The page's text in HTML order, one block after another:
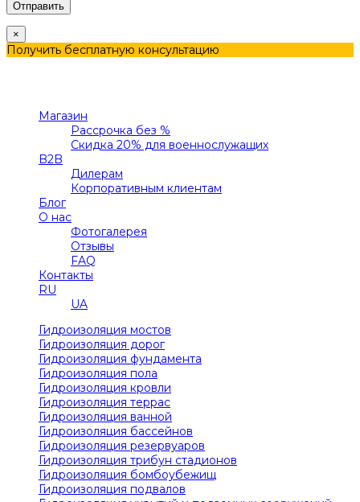
×
Получить бесплатную консультацию
Магазин
Рассрочка без %
Скидка 20% для военнослужащих
B2B
Дилерам
Корпоративным клиентам
Блог
О нас
Фотогалерея
Отзывы
FAQ
Контакты
RU
UA
Гидроизоляция мостов
Гидроизоляция дорог
Гидроизоляция фундамента
Гидроизоляция пола
Гидроизоляция кровли
Гидроизоляция террас
Гидроизоляция ванной
Гидроизоляция бассейнов
Гидроизоляция резервуаров
Гидроизоляция трибун стадионов
Гидроизоляция бомбоубежищ
Гидроизоляция подвалов